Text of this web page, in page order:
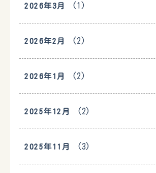
2026年3月 (1)
2026年2月 (2)
2026年1月 (2)
2025年12月 (2)
2025年11月 (3)